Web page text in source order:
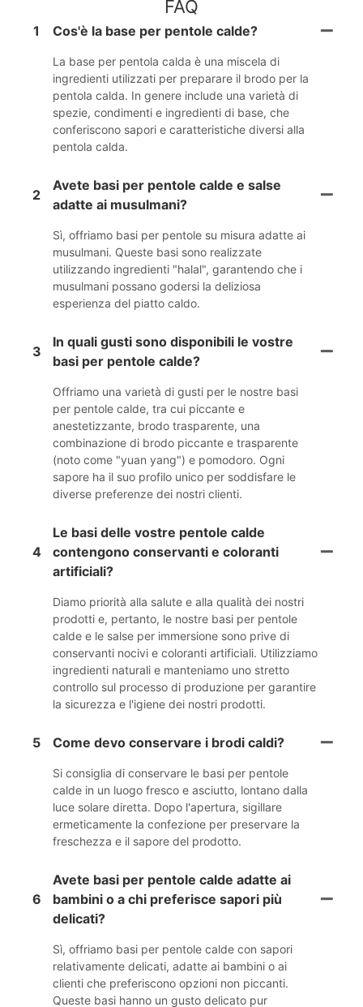
FAQ
1 Cos'è la base per pentole calde?
La base per pentola calda è una miscela di
ingredienti utilizzati per preparare il brodo per la
pentola calda. In genere include una varietà di
spezie, condimenti e ingredienti di base, che
conferiscono sapori e caratteristiche diversi alla
pentola calda.
2
Avete basi per pentole calde e salse
adatte ai musulmani?
Sì, offriamo basi per pentole su misura adatte ai
musulmani. Queste basi sono realizzate
utilizzando ingredienti "halal", garantendo che i
musulmani possano godersi la deliziosa
esperienza del piatto caldo.
3
In quali gusti sono disponibili le vostre
basi per pentole calde?
Offriamo una varietà di gusti per le nostre basi
per pentole calde, tra cui piccante e
anestetizzante, brodo trasparente, una
combinazione di brodo piccante e trasparente
(noto come "yuan yang") e pomodoro. Ogni
sapore ha il suo profilo unico per soddisfare le
diverse preferenze dei nostri clienti.
4
Le basi delle vostre pentole calde
contengono conservanti e coloranti
artificiali?
Diamo priorità alla salute e alla qualità dei nostri
prodotti e, pertanto, le nostre basi per pentole
calde e le salse per immersione sono prive di
conservanti nocivi e coloranti artificiali. Utilizziamo
ingredienti naturali e manteniamo uno stretto
controllo sul processo di produzione per garantire
la sicurezza e l'igiene dei nostri prodotti.
5 Come devo conservare i brodi caldi?
Si consiglia di conservare le basi per pentole
calde in un luogo fresco e asciutto, lontano dalla
luce solare diretta. Dopo l'apertura, sigillare
ermeticamente la confezione per preservare la
freschezza e il sapore del prodotto.
6
Avete basi per pentole calde adatte ai
bambini o a chi preferisce sapori più
delicati?
Sì, offriamo basi per pentole calde con sapori
relativamente delicati, adatte ai bambini o ai
clienti che preferiscono opzioni non piccanti.
Queste basi hanno un gusto delicato pur